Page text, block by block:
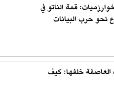
قمة الناتو في
نحو حرب البيانات
العاصفة خلفها: كيف